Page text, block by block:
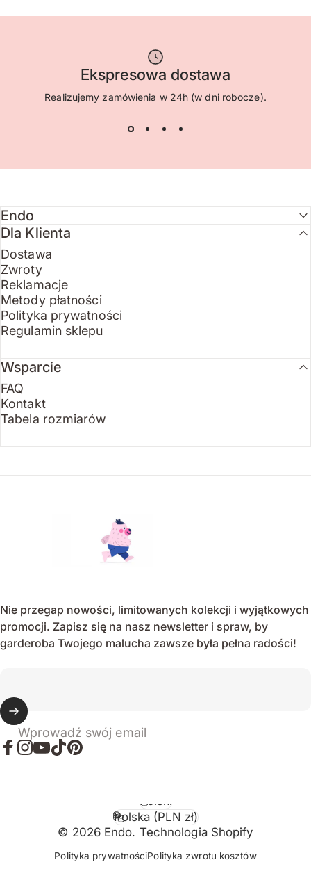
Ekspresowa dostawa
Realizujemy zamówienia w 24h (w dni robocze).
Endo
Dla Klienta
Dostawa
Zwroty
Reklamacje
Metody płatności
Polityka prywatności
Regulamin sklepu
Wsparcie
FAQ
Kontakt
Tabela rozmiarów
Nie przegap nowości, limitowanych kolekcji i wyjątkowych
promocji. Zapisz się na nasz newsletter i spraw, by
garderoba Twojego malucha zawsze była pełna radości!
Wprowadź swój email
© 2026 Endo. Technologia Shopify
Polityka prywatnościPolityka zwrotu kosztów
Język
Kraj/region
Polska (PLN zł)